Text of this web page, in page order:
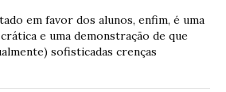
em favor dos alunos, enfim, é uma
e uma demonstração de que
sofisticadas crenças